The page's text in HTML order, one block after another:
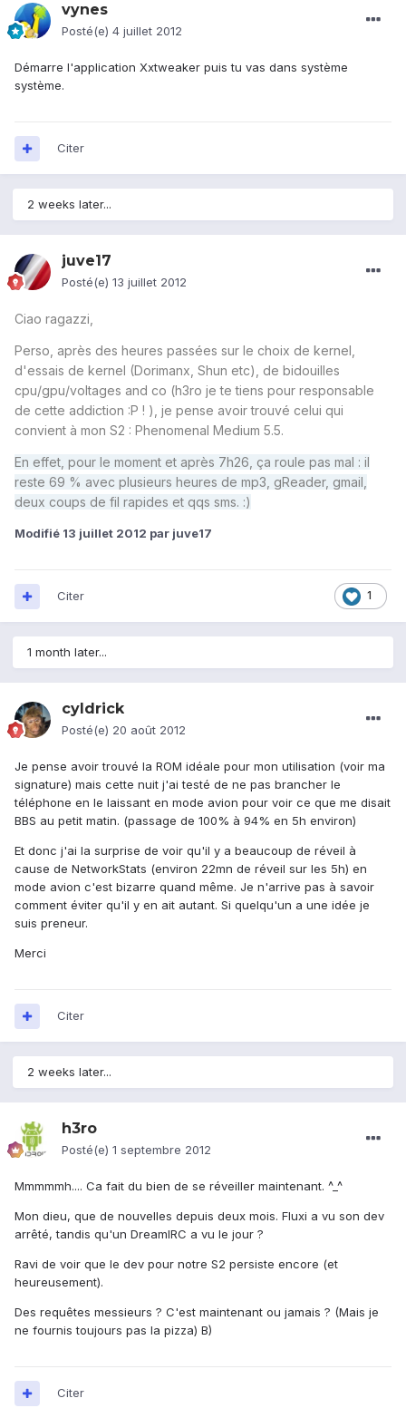
vynes
Posté(e) 4 juillet 2012
Démarre l'application Xxtweaker puis tu vas dans système
système.
Citer
2 weeks later...
juve17
Posté(e) 13 juillet 2012
Ciao ragazzi,
Perso, après des heures passées sur le choix de kernel,
d'essais de kernel (Dorimanx, Shun etc), de bidouilles
cpu/gpu/voltages and co (h3ro je te tiens pour responsable
de cette addiction :P ! ), je pense avoir trouvé celui qui
convient à mon S2 : Phenomenal Medium 5.5.
En effet, pour le moment et après 7h26, ça roule pas mal : il
reste 69 % avec plusieurs heures de mp3, gReader, gmail,
deux coups de fil rapides et qqs sms. :)
Modifié 13 juillet 2012 par juve17
1
Citer
1 month later...
cyldrick
Posté(e) 20 août 2012
Je pense avoir trouvé la ROM idéale pour mon utilisation (voir ma
signature) mais cette nuit j'ai testé de ne pas brancher le
téléphone en le laissant en mode avion pour voir ce que me disait
BBS au petit matin. (passage de 100% à 94% en 5h environ)
Et donc j'ai la surprise de voir qu'il y a beaucoup de réveil à
cause de NetworkStats (environ 22mn de réveil sur les 5h) en
mode avion c'est bizarre quand même. Je n'arrive pas à savoir
comment éviter qu'il y en ait autant. Si quelqu'un a une idée je
suis preneur.
Merci
Citer
2 weeks later...
h3ro
Posté(e) 1 septembre 2012
Mmmmmh.... Ca fait du bien de se réveiller maintenant. ^_^
Mon dieu, que de nouvelles depuis deux mois. Fluxi a vu son dev
arrêté, tandis qu'un DreamIRC a vu le jour ?
Ravi de voir que le dev pour notre S2 persiste encore (et
heureusement).
Des requêtes messieurs ? C'est maintenant ou jamais ? (Mais je
ne fournis toujours pas la pizza) B)
Citer